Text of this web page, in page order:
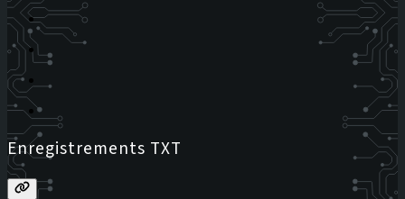
Enregistrements TXT